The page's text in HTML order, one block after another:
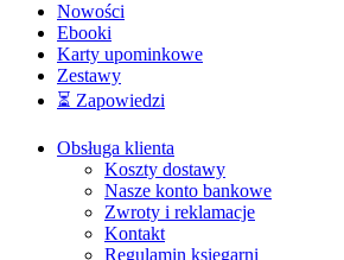
Nowości
Ebooki
Karty upominkowe
Zestawy
⏳ Zapowiedzi
Obsługa klienta
Koszty dostawy
Nasze konto bankowe
Zwroty i reklamacje
Kontakt
Regulamin księgarni